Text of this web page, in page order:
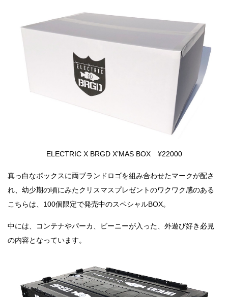
ELECTRIC X BRGD X’MAS BOX ¥22000
真っ白なボックスに両ブランドロゴを組み合わせたマークが配さ
れ、幼少期の頃にみたクリスマスプレゼントのワクワク感のある
こちらは、100個限定で発売中のスペシャルBOX。
中には、コンテナやパーカ、ビーニーが入った、外遊び好き必見
の内容となっています。